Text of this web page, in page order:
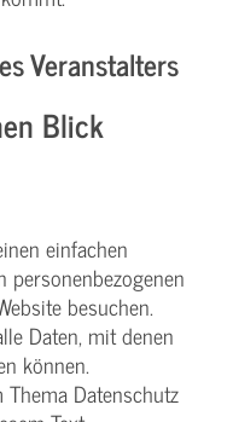
Veranstalters
Blick
einfachen
besuchen.
Daten, mit denen
können.
Datenschutz